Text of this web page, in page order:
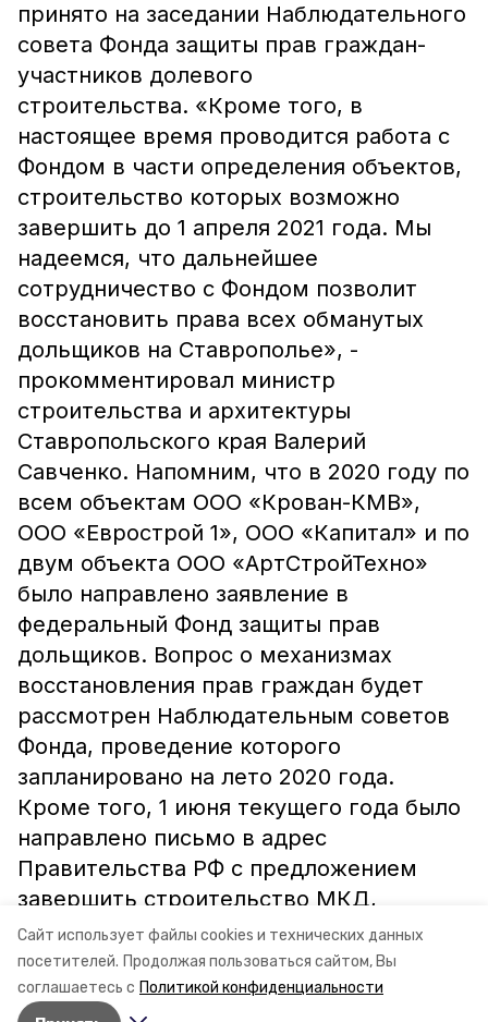
Сайт использует файлы cookies и технических данных
посетителей. Продолжая пользоваться сайтом, Вы
соглашаетесь с Политикой конфиденциальности
принято на заседании Наблюдательного
совета Фонда защиты прав граждан-
участников долевого
строительства. «Кроме того, в
настоящее время проводится работа с
Фондом в части определения объектов,
строительство которых возможно
завершить до 1 апреля 2021 года. Мы
надеемся, что дальнейшее
сотрудничество с Фондом позволит
восстановить права всех обманутых
дольщиков на Ставрополье», -
прокомментировал министр
строительства и архитектуры
Ставропольского края Валерий
Савченко. Напомним, что в 2020 году по
всем объектам ООО «Крован-КМВ»,
ООО «Еврострой 1», ООО «Капитал» и по
двум объекта ООО «АртСтройТехно»
было направлено заявление в
федеральный Фонд защиты прав
дольщиков. Вопрос о механизмах
восстановления прав граждан будет
рассмотрен Наблюдательным советов
Фонда, проведение которого
запланировано на лето 2020 года.
Кроме того, 1 июня текущего года было
направлено письмо в адрес
Правительства РФ с предложением
завершить строительство МКД,
находящихся в высокой степени
готовности.